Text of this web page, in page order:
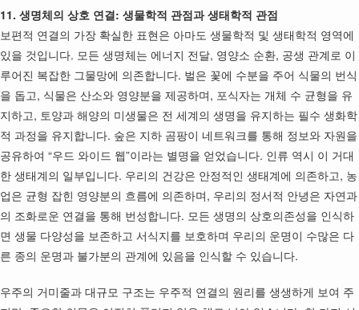
11. 생명체의 상호 연결: 생물학적 관점과 생태학적 관점
보편적 연결의 가장 확실한 표현은 아마도 생물학적 및 생태학적 영역에
있을 것입니다. 모든 생명체는 에너지 전달, 영양소 순환, 공생 관계로 이
루어진 복잡한 그물망에 의존합니다. 벌은 꽃에 수분을 주어 식물의 번식
을 돕고, 식물은 산소와 영양분을 제공하며, 포식자는 개체 수 균형을 유
지하고, 토양과 해양의 미생물은 전 세계의 생명을 유지하는 필수 생화학
적 과정을 유지합니다. 숲은 지하 곰팡이 네트워크를 통해 정보와 자원을
공유하여 “우드 와이드 웹”이라는 별명을 얻었습니다. 인류 역시 이 거대
한 생태계의 일부입니다. 우리의 건강은 안정적인 생태계에 의존하고, 농
업은 균형 잡힌 영양분의 흐름에 의존하며, 우리의 정서적 안녕은 자연과
의 조화로운 연결을 통해 번성합니다. 모든 생명의 상호의존성을 인식하
면 생물 다양성을 보존하고 서식지를 보호하며 우리의 운명이 수많은 다
른 종의 운명과 불가분의 관계에 있음을 인식할 수 있습니다.
우주의 거미줄과 대규모 구조는 우주적 연결의 원리를 생생하게 보여 주